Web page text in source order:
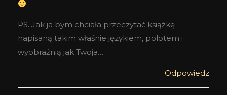
PS. Jak ja bym chciała przeczytać książkę
napisaną takim właśnie językiem, polotem i
wyobraźnią jak Twoja…
Odpowiedz